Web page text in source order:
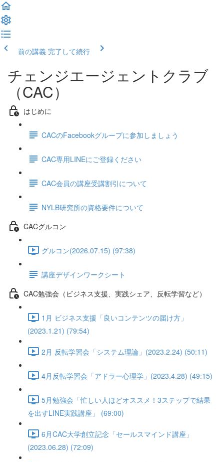
前の講義 完了して続行
チェンジエージェントクラブ
（CAC）
はじめに
CACのFacebookグループに参加しましょう
CAC専用LINEにご登録ください
CAC会員の講座受講割引について
NYLB研究所の資格要件について
CACグルコン
グルコン(2026.07.15) (97:38)
講座デザインワークシート
CAC勉強会（ビジネス支援、実践シェア、反転学習など）
1月 ビジネス支援「良いコンテンツの届け方」
(2023.1.21) (79:54)
2月 反転学習会「システム理論」(2023.2.24) (50:11)
4月反転学習会「アドラー心理学」(2023.4.28) (49:15)
5月勉強会「忙しい人ほどオススメ！3ステップで結果
を出すLINE実践講座」 (69:00)
6月CAC大学創立記念「セールスマインド講座」
(2023.06.28) (72:09)